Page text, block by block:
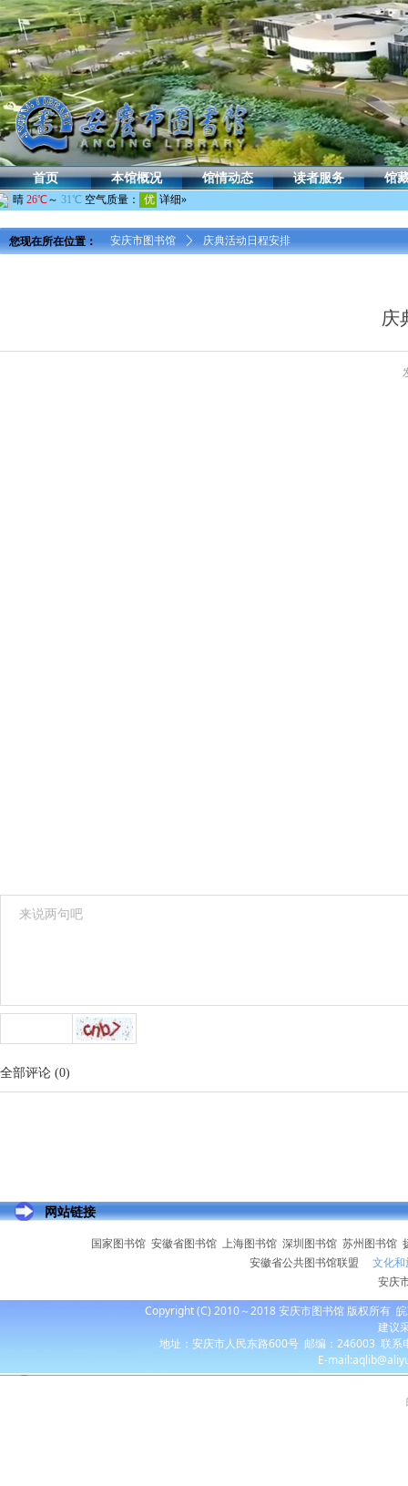
首页 本馆概况 馆情动态 读者服务 馆
庆
您现在所在位置： 安庆市图书馆 ꄲ 庆典活动日程安排
全部评论 (0)
网站链接
国家图书馆 安徽省图书馆 上海图书馆 深圳图书馆 苏州图书馆
安徽省公共图书馆联盟
文化
安庆
Copyright (C) 2010～2018 安庆市图书馆 版权所有
建议
地址：安庆市人民东路600号 邮编：246003 联
E-